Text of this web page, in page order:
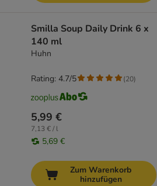
Smilla Soup Daily Drink 6 x
140 ml
Huhn
5,99 €
7,13 € / l
5,69 €
Rating: 4.7/5 (20)
Zum Warenkorb
hinzufügen